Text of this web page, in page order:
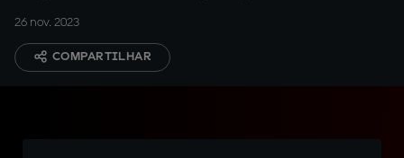
26 nov. 2023
COMPARTILHAR